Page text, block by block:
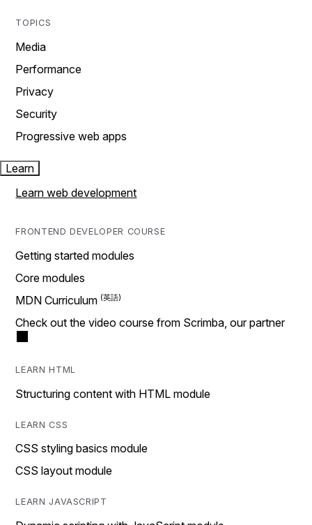
TOPICS
Media
Performance
Privacy
Security
Progressive web apps
Learn
Learn web development
FRONTEND DEVELOPER COURSE
Getting started modules
Core modules
MDN Curriculum
Check out the video course from Scrimba, our partner
LEARN HTML
Structuring content with HTML module
LEARN CSS
CSS styling basics module
CSS layout module
LEARN JAVASCRIPT